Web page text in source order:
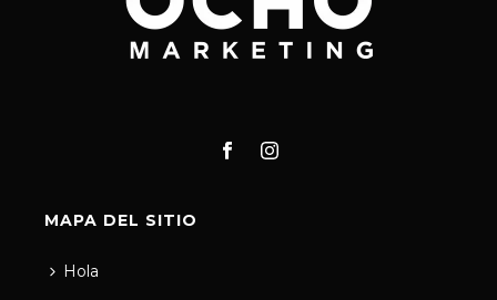
MAPA DEL SITIO
Hola